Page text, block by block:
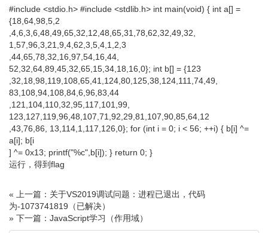
#include <stdio.h> #include <stdlib.h> int main(void) { int a[] =
{18,64,98,5,2
,4,6,3,6,48,49,65,32,12,48,65,31,78,62,32,49,32,
1,57,96,3,21,9,4,62,3,5,4,1,2,3
,44,65,78,32,16,97,54,16,44,
52,32,64,89,45,32,65,15,34,18,16,0}; int b[] = {123
,32,18,98,119,108,65,41,124,80,125,38,124,111,74,49,
83,108,94,108,84,6,96,83,44
,121,104,110,32,95,117,101,99,
123,127,119,96,48,107,71,92,29,81,107,90,85,64,12
,43,76,86, 13,114,1,117,126,0}; for (int i = 0; i < 56; ++i) { b[i] ^=
a[i]; b[i
] ^= 0x13; printf("%c",b[i]); } return 0; }
运行，得到flag
« 上一篇：关于VS2019调试问题：进程已退出，代码
为-1073741819（已解决）
» 下一篇：JavaScript学习（作用域）